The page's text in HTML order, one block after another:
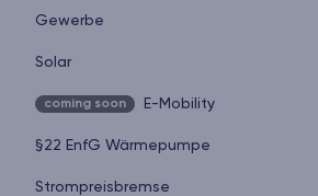
Gewerbe
Solar
coming soon E-Mobility
§22 EnfG Wärmepumpe
Strompreisbremse